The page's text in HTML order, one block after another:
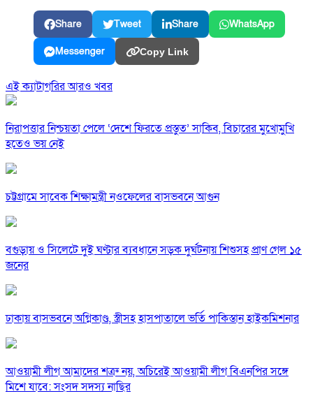
Share Tweet Share WhatsApp
Messenger Copy Link
এই ক্যাটাগরির আরও খবর
নিরাপত্তার নিশ্চয়তা পেলে ‘দেশে ফিরতে প্রস্তুত’ সাকিব, বিচারের মুখোমুখি
হতেও ভয় নেই
চট্টগ্রামে সাবেক শিক্ষামন্ত্রী নওফেলের বাসভবনে আগুন
বগুড়ায় ও সিলেটে দুই ঘণ্টার ব্যবধানে সড়ক দুর্ঘটনায় শিশুসহ প্রাণ গেল ১৫
জনের
ঢাকায় বাসভবনে অগ্নিকাণ্ড, স্ত্রীসহ হাসপাতালে ভর্তি পাকিস্তান হাইকমিশনার
আওয়ামী লীগ আমাদের শত্রু নয়, অচিরেই আওয়ামী লীগ বিএনপির সঙ্গে
মিশে যাবে: সংসদ সদস্য নাছির